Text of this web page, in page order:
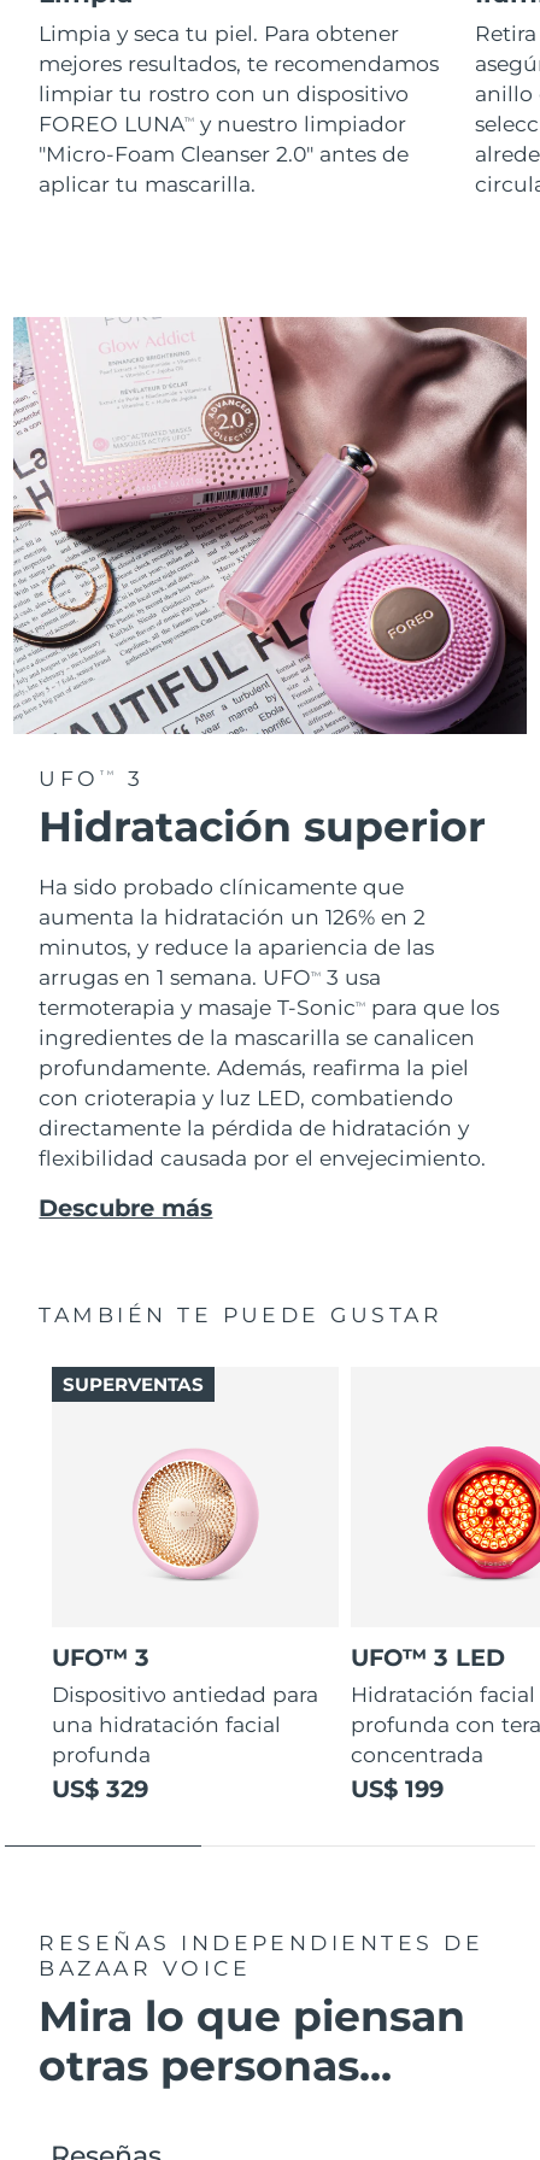
Limpia y seca tu piel. Para obtener
mejores resultados, te recomendamos
limpiar tu rostro con un dispositivo
FOREO LUNATM
y nuestro limpiador
"Micro-Foam Cleanser 2.0" antes de
aplicar tu mascarilla.
anillo
UFO TM 3
Hidratación superior
Ha sido probado clínicamente que
aumenta la hidratación un 126% en 2
minutos, y reduce la apariencia de las
arrugas en 1 semana. UFOTM
3 usa
termoterapia y masaje T-SonicTM
para que los
ingredientes de la mascarilla se canalicen
profundamente. Además, reafirma la piel
con crioterapia y luz LED, combatiendo
directamente la pérdida de hidratación y
flexibilidad causada por el envejecimiento.
Descubre más
TAMBIÉN TE PUEDE GUSTAR
UFO™ 3
Dispositivo antiedad para
una hidratación facial
profunda
US$ 329
SUPERVENTAS
UFO™ 3 LED
Hidratación facial
profunda con
concentrada
US$ 199
RESEÑAS INDEPENDIENTES
DE
BAZAAR VOICE
Mira lo que piensan
otras personas...